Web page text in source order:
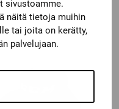
sivustoamme.
näitä tietoja muihin
tai joita on kerätty,
palvelujaan.
99,00€